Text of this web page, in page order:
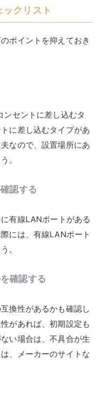
に中継器で非対応のも
バンド同時接続」に対
デュアルバンド同時接
帯と2.4GHz帯の
す。この方式に対応し
定をはかることができ
具体的な例
ような症状が改善され
Fiの電波が届かなかっ
可能性があります。特
の隅々まで届かない
れば、Wi-Fiを使いた